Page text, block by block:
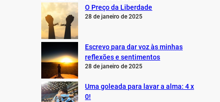
O Preço da Liberdade
28 de janeiro de 2025
Escrevo para dar voz às minhas
reflexões e sentimentos
28 de janeiro de 2025
Uma goleada para lavar a alma: 4 x
0!